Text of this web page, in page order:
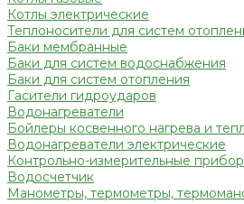
Котлы электрические
Теплоносители для систем
Баки мембранные
Баки для систем водоснабжения
Баки для систем отопления
Гасители гидроударов
Водонагреватели
Бойлеры косвенного нагрева и
Водонагреватели электрические
Контрольно-измерительные
Водосчетчик
Манометры, термометры,